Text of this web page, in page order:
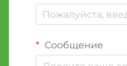
Сообщение